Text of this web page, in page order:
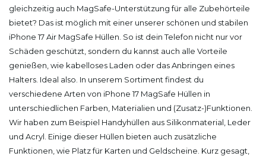
gleichzeitig auch MagSafe-Unterstützung für alle Zubehörteile
bietet? Das ist möglich mit einer unserer schönen und stabilen
iPhone 17 Air MagSafe Hüllen. So ist dein Telefon nicht nur vor
Schäden geschützt, sondern du kannst auch alle Vorteile
genießen, wie kabelloses Laden oder das Anbringen eines
Halters. Ideal also. In unserem Sortiment findest du
verschiedene Arten von iPhone 17 MagSafe Hüllen in
unterschiedlichen Farben, Materialien und (Zusatz-)Funktionen.
Wir haben zum Beispiel Handyhüllen aus Silikonmaterial, Leder
und Acryl. Einige dieser Hüllen bieten auch zusätzliche
Funktionen, wie Platz für Karten und Geldscheine. Kurz gesagt,